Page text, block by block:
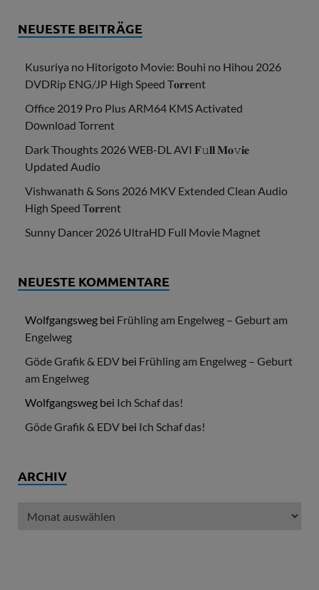
NEUESTE BEITRÄGE
Kusuriya no Hitorigoto Movie: Bouhi no Hihou 2026
DVDRip ENG/JP High Speed T𝐨𝐫𝐫ent
Office 2019 Pro Plus ARM64 KMS Activated
Dоwnlоad Torrent
Dark Thoughts 2026 WEB-DL AVI 𝐅𝚞𝐥𝐥 𝐌𝐨𝚟𝐢𝐞
Updated Audio
Vishwanath & Sons 2026 MKV Extended Clean Audio
High Speed T𝐨𝐫𝐫ent
Sunny Dancer 2026 UltraHD Full Movie Magnet
NEUESTE KOMMENTARE
Wolfgangsweg bei Frühling am Engelweg – Geburt am
Engelweg
Göde Grafik & EDV bei Frühling am Engelweg – Geburt
am Engelweg
Wolfgangsweg bei Ich Schaf das!
Göde Grafik & EDV bei Ich Schaf das!
ARCHIV